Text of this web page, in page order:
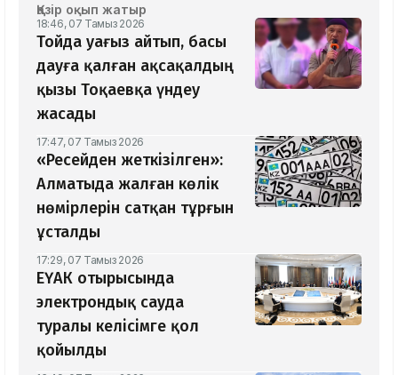
Қазір оқып жатыр
18:46, 07 Тамыз 2026
Тойда уағыз айтып, басы
дауға қалған ақсақалдың
қызы Тоқаевқа үндеу
жасады
17:47, 07 Тамыз 2026
«Ресейден жеткізілген»:
Алматыда жалған көлік
нөмірлерін сатқан тұрғын
ұсталды
17:29, 07 Тамыз 2026
ЕҮАК отырысында
электрондық сауда
туралы келісімге қол
қойылды